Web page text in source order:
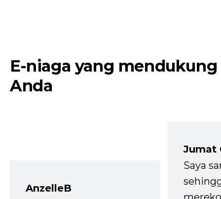
E-niaga yang mendukung
Anda
AnzelleB
Jumat
Saya